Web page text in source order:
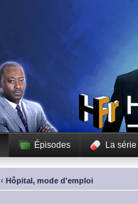
Épisodes La série
‹ Hôpital, mode d'emploi